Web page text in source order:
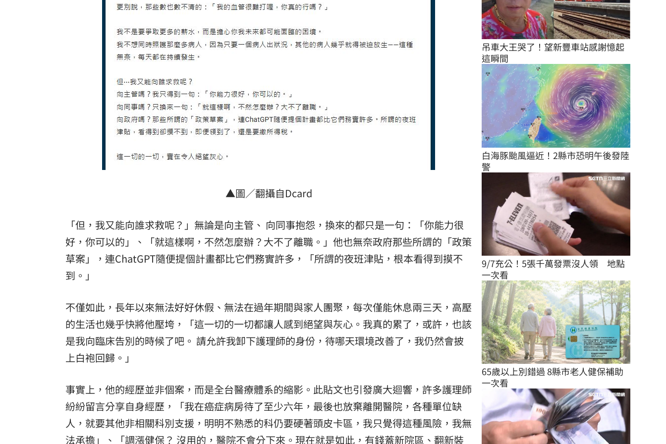
▲圖／翻攝自Dcard
「但，我又能向誰求救呢？」無論是向主管、 向同事抱怨，換來的都只是一句：「你能力很
好，你可以的」、「就這樣啊，不然怎麼辦？大不了離職。」他也無奈政府那些所謂的「政策
草案」，連ChatGPT隨便提個計畫都比它們務實許多，「所謂的夜班津貼，根本看得到摸不
到。」
不僅如此，長年以來無法好好休假、無法在過年期間與家人團聚，每次僅能休息兩三天，高壓
的生活也幾乎快將他壓垮，「這一切的一切都讓人感到絕望與灰心。我真的累了，或許，也該
是我向臨床告別的時候了吧。 請允許我卸下護理師的身份，待哪天環境改善了，我仍然會披
上白袍回歸。」
事實上，他的經歷並非個案，而是全台醫療體系的縮影。此貼文也引發廣大迴響，許多護理師
紛紛留言分享自身經歷，「我在癌症病房待了至少六年，最後也放棄離開醫院，各種單位缺
人，就要其他非相關科別支援，明明不熟悉的科仍要硬著頭皮卡區，我只覺得這種風險，我無
法承擔」、「調漲健保？ 沒用的，醫院不會分下來。現在就是如此，有錢蓋新院區、翻新裝
吊車大王哭了！望新豐車站感謝憶起
這瞬間
白海豚颱風逼近！2縣市恐明午後發陸
警
9/7充公！5張千萬發票沒人領　地點
一次看
65歲以上別錯過 8縣市老人健保補助
一次看